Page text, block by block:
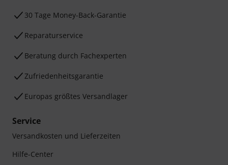
30 Tage Money-Back-Garantie
Reparaturservice
Beratung durch Fachexperten
Zufriedenheitsgarantie
Europas größtes Versandlager
Service
Versandkosten und Lieferzeiten
Hilfe-Center